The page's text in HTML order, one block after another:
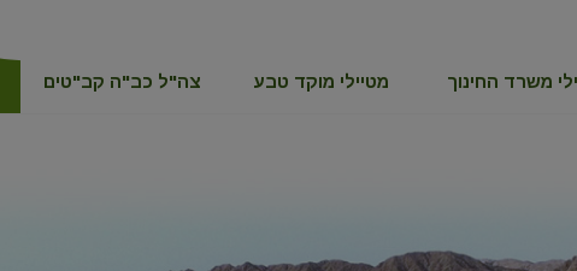
משרד החינוך מטיילי מוקד טבע צה"ל כב"ה קב"טים